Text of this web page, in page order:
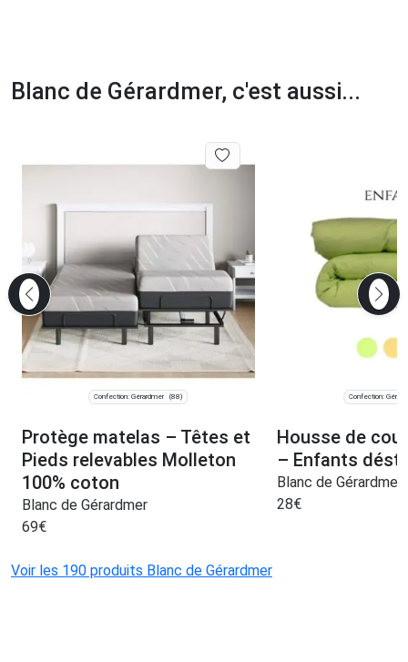
Blanc de Gérardmer, c'est aussi...
Confection: Gérardmer (88)
Protège matelas – Têtes et
Pieds relevables Molleton
100% coton
Blanc de Gérardmer
69€
Confection:
Housse de
– Enfants
Blanc de Gérardmer
28€
Voir les 190 produits Blanc de Gérardmer